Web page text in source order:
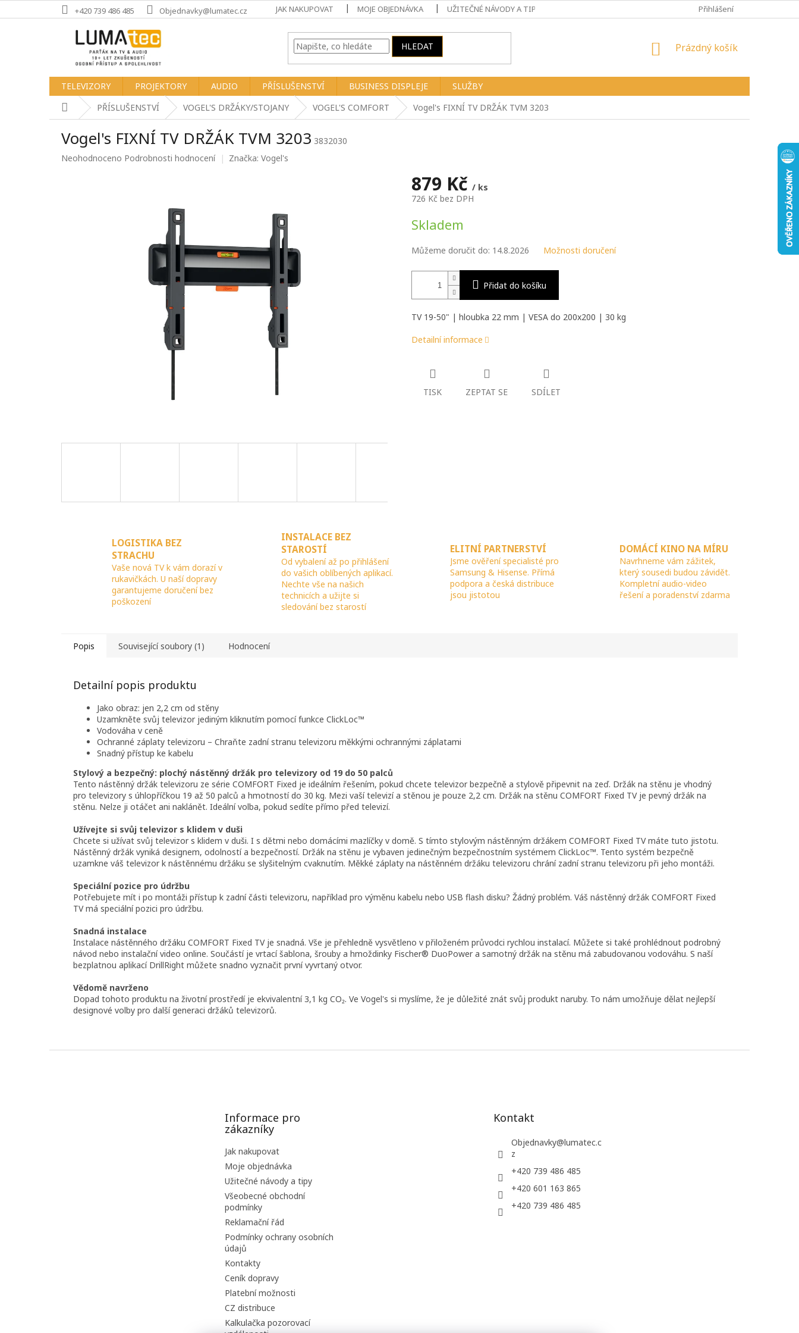
na
+420 739 486 485 Objednavky@lumatec.cz JAK NAKUPOVAT MOJE OBJEDNÁVKA UŽITEČNÉ NÁVODY A TIPY REKLAMAČNÍ ŘÁD
Přihlášení
HLEDAT
NÁKUPNÍ
Prázdný košík
TELEVIZORY PROJEKTORY AUDIO PŘÍSLUŠENSTVÍ BUSINESS DISPLEJE
SLUŽBY
Domů PŘÍSLUŠENSTVÍ VOGEL'S DRŽÁKY/STOJANY VOGEL'S COMFORT Vogel's FIXNÍ TV DRŽÁK TVM 3203
Vogel's FIXNÍ TV DRŽÁK TVM 3203 3832030
Průměrné
Neohodnoceno Podrobnosti hodnocení Značka: Vogel's
879 Kč / ks
726 Kč bez DPH
cena:
Skladem
Můžeme doručit do: 14.8.2026 Možnosti doručení
Přidat do košíku
TV 19-50" | hloubka 22 mm | VESA do 200x200 | 30 kg
Detailní informace
TISK ZEPTAT SE SDÍLET
LOGISTIKA BEZ
STRACHU
Vaše nová TV k vám dorazí v
rukavičkách. U naší dopravy
garantujeme doručení bez
poškození
INSTALACE BEZ
STAROSTÍ
Od vybalení až po přihlášení
do vašich oblíbených aplikací.
Nechte vše na našich
technicích a užijte si
sledování bez starostí
ELITNÍ PARTNERSTVÍ
Jsme ověření specialisté pro
Samsung & Hisense. Přímá
podpora a česká distribuce
jsou jistotou
DOMÁCÍ KINO NA MÍRU
Navrhneme vám zážitek,
který sousedi budou závidět.
Kompletní audio-video
řešení a poradenství zdarma
Popis Související soubory (1) Hodnocení
Detailní popis produktu
Jako obraz: jen 2,2 cm od stěny
Uzamkněte svůj televizor jediným kliknutím pomocí funkce ClickLoc™
Vodováha v ceně
Ochranné záplaty televizoru – Chraňte zadní stranu televizoru měkkými ochrannými záplatami
Snadný přístup ke kabelu
Stylový a bezpečný: plochý nástěnný držák pro televizory od 19 do 50 palců
Tento nástěnný držák televizoru ze série COMFORT Fixed je ideálním řešením, pokud chcete televizor bezpečně a stylově připevnit na zeď. Držák na stěnu je vhodný
pro televizory s úhlopříčkou 19 až 50 palců a hmotností do 30 kg. Mezi vaší televizí a stěnou je pouze 2,2 cm. Držák na stěnu COMFORT Fixed TV je pevný držák na
stěnu. Nelze ji otáčet ani naklánět. Ideální volba, pokud sedíte přímo před televizí.
Užívejte si svůj televizor s klidem v duši
Chcete si užívat svůj televizor s klidem v duši. I s dětmi nebo domácími mazlíčky v domě. S tímto stylovým nástěnným držákem COMFORT Fixed TV máte tuto jistotu.
Nástěnný držák vyniká designem, odolností a bezpečností. Držák na stěnu je vybaven jedinečným bezpečnostním systémem ClickLoc™. Tento systém bezpečně
uzamkne váš televizor k nástěnnému držáku se slyšitelným cvaknutím. Měkké záplaty na nástěnném držáku televizoru chrání zadní stranu televizoru při jeho montáži.
Speciální pozice pro údržbu
Potřebujete mít i po montáži přístup k zadní části televizoru, například pro výměnu kabelu nebo USB flash disku? Žádný problém. Váš nástěnný držák COMFORT Fixed
TV má speciální pozici pro údržbu.
Snadná instalace
Instalace nástěnného držáku COMFORT Fixed TV je snadná. Vše je přehledně vysvětleno v přiloženém průvodci rychlou instalací. Můžete si také prohlédnout podrobný
návod nebo instalační video online. Součástí je vrtací šablona, ​​šrouby a hmoždinky Fischer® DuoPower a samotný držák na stěnu má zabudovanou vodováhu. S naší
bezplatnou aplikací DrillRight můžete snadno vyznačit první vyvrtaný otvor.
Vědomě navrženo
Dopad tohoto produktu na životní prostředí je ekvivalentní 3,1 kg CO₂. Ve Vogel's si myslíme, že je důležité znát svůj produkt naruby. To nám umožňuje dělat nejlepší
designové volby pro další generaci držáků televizorů.
Informace pro
zákazníky
Jak nakupovat
Moje objednávka
Užitečné návody a tipy
Všeobecné obchodní
podmínky
Reklamační řád
Podmínky ochrany osobních
údajů
Kontakty
Ceník dopravy
Platební možnosti
CZ distribuce
Kalkulačka pozorovací
Kontakt
Objednavky@lumatec.c
z
+420 739 486 485
+420 601 163 865
+420 739 486 485